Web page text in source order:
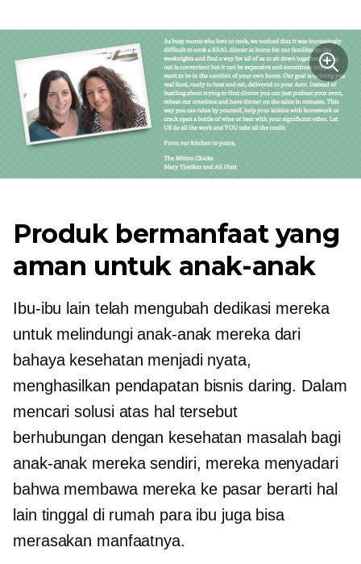
Produk bermanfaat yang
aman untuk anak-anak
Ibu-ibu lain telah mengubah dedikasi mereka
untuk melindungi anak-anak mereka dari
bahaya kesehatan menjadi nyata,
menghasilkan pendapatan bisnis daring. Dalam
mencari solusi atas hal tersebut
berhubungan dengan kesehatan masalah bagi
anak-anak mereka sendiri, mereka menyadari
bahwa membawa mereka ke pasar berarti hal
lain tinggal di rumah para ibu juga bisa
merasakan manfaatnya.